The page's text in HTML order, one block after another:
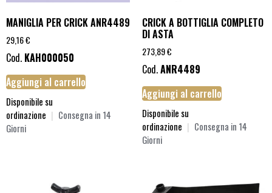
MANIGLIA PER CRICK ANR4489
29,16€
Cod. KAH000050
Aggiungi al carrello
Disponibile su
ordinazione | Consegna in 14
Giorni
CRICK A BOTTIGLIA COMPLETO
DI ASTA
273,89€
Cod.ANR4489
Aggiungi al carrello
Disponibile su
ordinazione | Consegna in 14
Giorni